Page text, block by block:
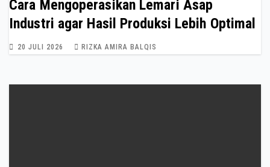
Cara Mengoperasikan Lemari Asap
Industri agar Hasil Produksi Lebih Optimal
20 JULI 2026 RIZKA AMIRA BALQIS